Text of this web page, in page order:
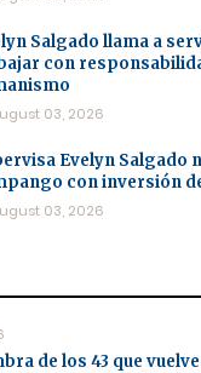
Salgado llama a
con
03, 2026
Evelyn Salgado
con inversión
03, 2026
de los 43 que